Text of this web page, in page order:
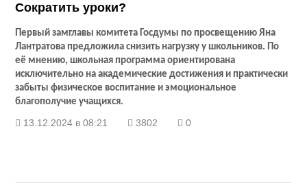
Сократить уроки?
Первый замглавы комитета Госдумы по просвещению Яна
Лантратова предложила снизить нагрузку у школьников. По
её мнению, школьная программа ориентирована
исключительно на академические достижения и практически
забыты физическое воспитание и эмоциональное
благополучие учащихся.
13.12.2024 в 08:21 3802 0